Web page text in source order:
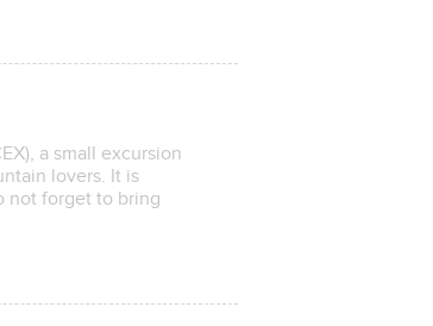
a small excursion
lovers. It is
not forget to bring